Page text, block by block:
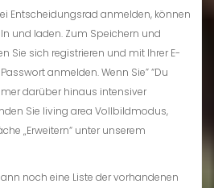
Entscheidungsrad anmelden, können
und laden. Zum Speichern und
Sie sich registrieren und mit Ihrer E-
anmelden. Wenn Sie” “Du
darüber hinaus intensiver
Sie living area Vollbildmodus,
„Erweitern“ unter unserem
noch eine Liste der vorhandenen